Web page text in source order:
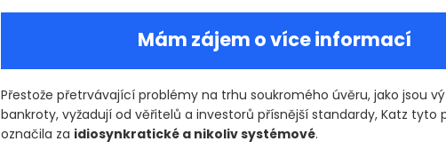
Mám zájem o více informací
Přestože přetrvávající problémy na trhu soukromého úvěru, jako jsou
bankroty, vyžadují od věřitelů a investorů přísnější standardy, Katz tyto
označila za idiosynkratické a nikoliv systémové.